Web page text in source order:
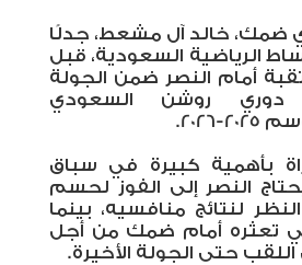
ضمك، خالد آل مشعط، جدلًا
الرياضية السعودية، قبل
أمام النصر ضمن الجولة
دوري روشن السعودي
2026
.
بأهمية كبيرة في سباق
النصر إلى الفوز لحسم
لنتائج منافسيه، بينما
تعثره أمام ضمك من أجل
حتى الجولة الأخيرة.